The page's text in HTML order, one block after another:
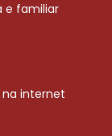
e familiar
na internet